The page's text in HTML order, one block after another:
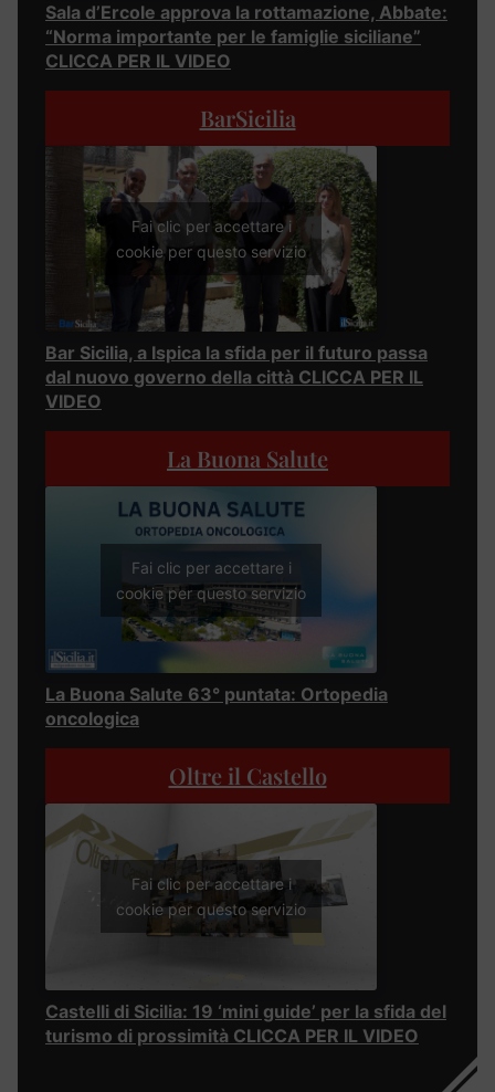
Sala d’Ercole approva la rottamazione, Abbate:
“Norma importante per le famiglie siciliane”
CLICCA PER IL VIDEO
BarSicilia
Fai clic per accettare i
cookie per questo servizio
Bar Sicilia, a Ispica la sfida per il futuro passa
dal nuovo governo della città CLICCA PER IL
VIDEO
La Buona Salute
Fai clic per accettare i
cookie per questo servizio
La Buona Salute 63° puntata: Ortopedia
oncologica
Oltre il Castello
Fai clic per accettare i
cookie per questo servizio
Castelli di Sicilia: 19 ‘mini guide’ per la sfida del
turismo di prossimità CLICCA PER IL VIDEO